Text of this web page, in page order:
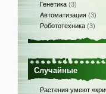
Генетика (3)
Автоматизация (3)
Робототехника (3)
Случайные
Растения умеют